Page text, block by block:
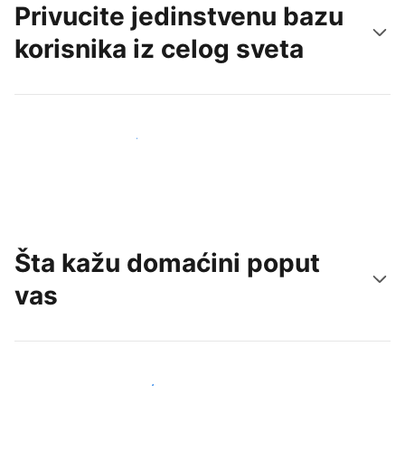
Privucite jedinstvenu bazu
korisnika iz celog sveta
Privucite nove goste već danas
Šta kažu domaćini poput
vas
Pridružite se domaćinima poput vas